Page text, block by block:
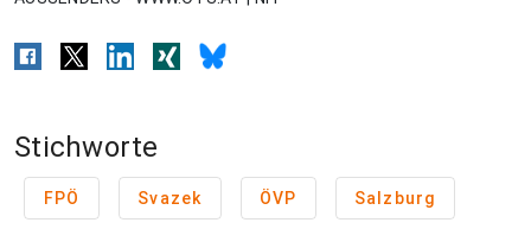
Stichworte
FPÖ Svazek ÖVP Salzburg